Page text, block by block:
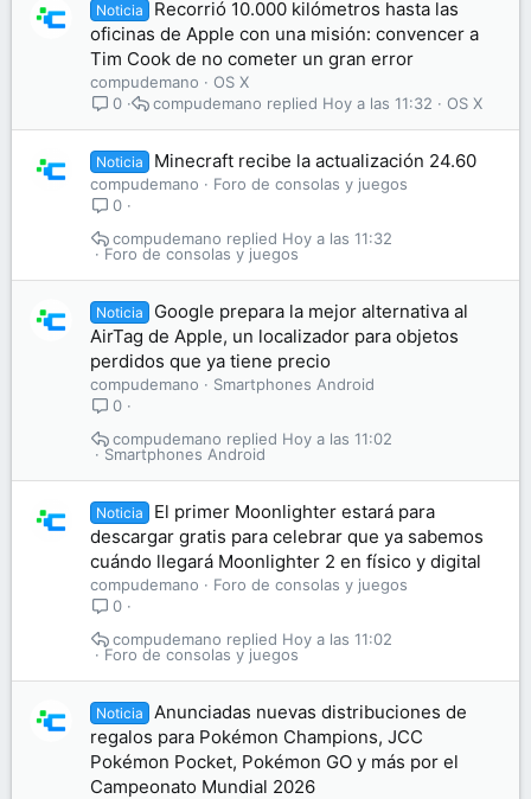
Noticia
Recorrió 10.000 kilómetros hasta las
oficinas de Apple con una misión: convencer a
Tim Cook de no cometer un gran error
compudemano
OS X
0
OS X
Hoy a las 11:32
compudemano
Noticia Minecraft recibe la actualización 24.60
compudemano
Foro de consolas y juegos
0
Foro de consolas y juegos
Hoy a las 11:32
compudemano
Noticia
Google prepara la mejor alternativa al
AirTag de Apple, un localizador para objetos
perdidos que ya tiene precio
compudemano
Smartphones Android
0
Smartphones Android
Hoy a las 11:02
compudemano
Noticia
El primer Moonlighter estará para
descargar gratis para celebrar que ya sabemos
cuándo llegará Moonlighter 2 en físico y digital
compudemano
Foro de consolas y juegos
0
Foro de consolas y juegos
Hoy a las 11:02
compudemano
Noticia
Anunciadas nuevas distribuciones de
regalos para Pokémon Champions, JCC
Pokémon Pocket, Pokémon GO y más por el
Campeonato Mundial 2026